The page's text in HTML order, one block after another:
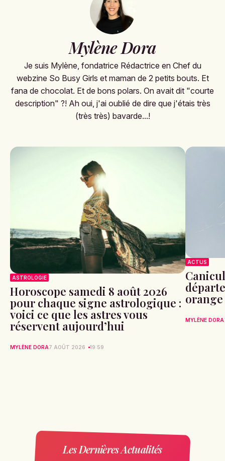
Mylène Dora
Je suis Mylène, fondatrice Rédactrice en Chef du
webzine So Busy Girls et maman de 2 petits bouts. Et
fana de chocolat. Et de bons polars. On avait dit "courte
description" ?! Ah oui, j'ai oublié de dire que j'étais très
(très très) bavarde...!
ASTROLOGIE
Horoscope samedi 8 août 2026
pour chaque signe astrologique :
voici ce que les astres vous
réservent aujourd’hui
MYLÈNE DORA7 AOÛT 2026 19:59
ACTUS
orange
MYLÈNE DORA
Les Dernières Actualités